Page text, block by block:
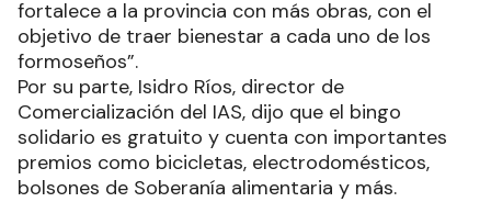
fortalece a la provincia con más obras, con el
objetivo de traer bienestar a cada uno de los
formoseños”.
Por su parte, Isidro Ríos, director de
Comercialización del IAS, dijo que el bingo
solidario es gratuito y cuenta con importantes
premios como bicicletas, electrodomésticos,
bolsones de Soberanía alimentaria y más.